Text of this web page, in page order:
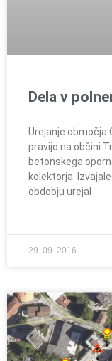
Dela v
Urejanje območja
pravijo na občini
betonskega
kolektorja.
obdobju urejal
29. 09. 2016